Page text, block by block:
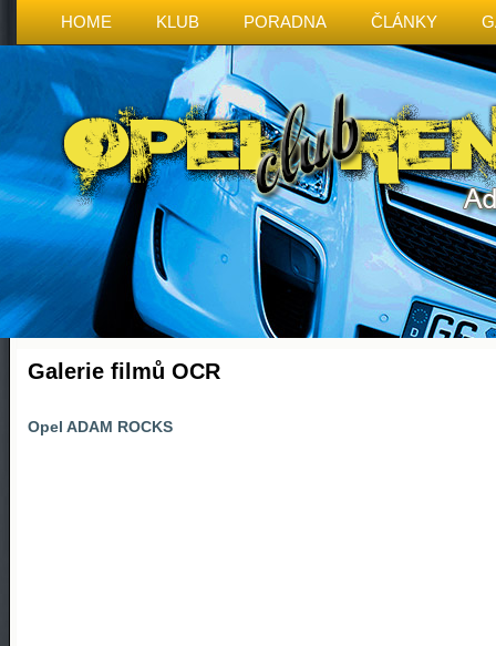
HOME KLUB PORADNA ČLÁNKY
Galerie filmů OCR
Opel ADAM ROCKS